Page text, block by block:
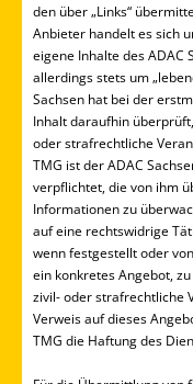
den über „Links“
Anbieter handelt es sich
eigene Inhalte des ADAC
allerdings stets um
Sachsen hat bei der
Inhalt daraufhin
oder strafrechtliche
TMG ist der ADAC
verpflichtet, die von ihm
Informationen zu
auf eine rechtswidrige
wenn festgestellt oder
ein konkretes Angebot,
zivil- oder strafrechtliche
Verweis auf dieses
TMG die Haftung des